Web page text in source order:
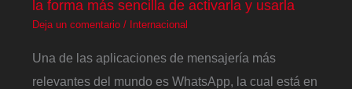
la forma más sencilla de activarla y usarla
Deja un comentario / Internacional
Una de las aplicaciones de mensajería más
relevantes del mundo es WhatsApp, la cual está en